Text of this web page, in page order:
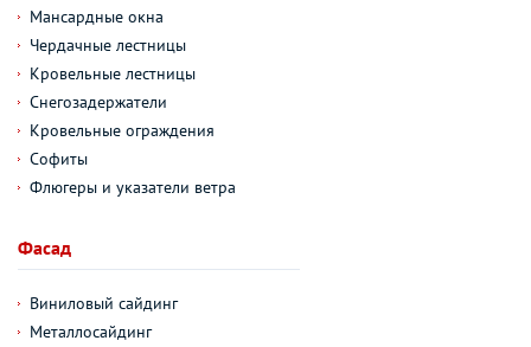
Мансардные окна
Чердачные лестницы
Кровельные лестницы
Снегозадержатели
Кровельные ограждения
Софиты
Флюгеры и указатели ветра
Фасад
Виниловый сайдинг
Металлосайдинг